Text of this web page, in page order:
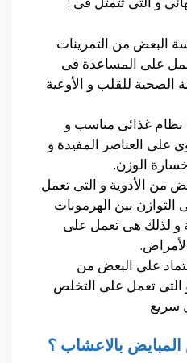
البعض من التمرينات
على المساعدة فى
الصحية للقلب و الأوعية
نظام غذائى مناسب و
على العناصر المفيدة و
الوزن.
من الأدوية و التى تعمل
بين الهرمونات
و لذلك هى تعمل على
على البعض من
التى تعمل على التخلص
سريع
بالاعشاب ؟